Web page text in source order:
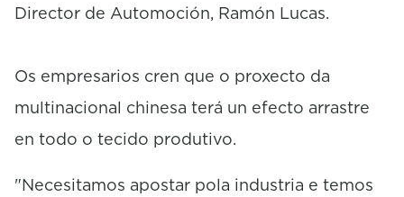
Director de Automoción, Ramón Lucas.
Os empresarios cren que o proxecto da
multinacional chinesa terá un efecto arrastre
en todo o tecido produtivo.
"Necesitamos apostar pola industria e temos